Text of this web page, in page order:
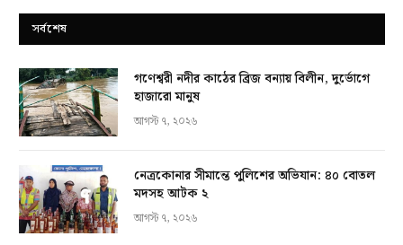
সর্বশেষ
গণেশ্বরী নদীর কাঠের ব্রিজ বন্যায় বিলীন, দুর্ভোগে
হাজারো মানুষ
আগস্ট ৭, ২০২৬
নেত্রকোনার সীমান্তে পুলিশের অভিযান: ৪০ বোতল
মদসহ আটক ২
আগস্ট ৭, ২০২৬